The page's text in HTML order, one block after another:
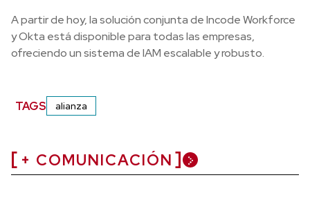
A partir de hoy, la solución conjunta de Incode Workforce
y Okta está disponible para todas las empresas,
ofreciendo un sistema de IAM escalable y robusto.
TAGS alianza
+ COMUNICACIÓN